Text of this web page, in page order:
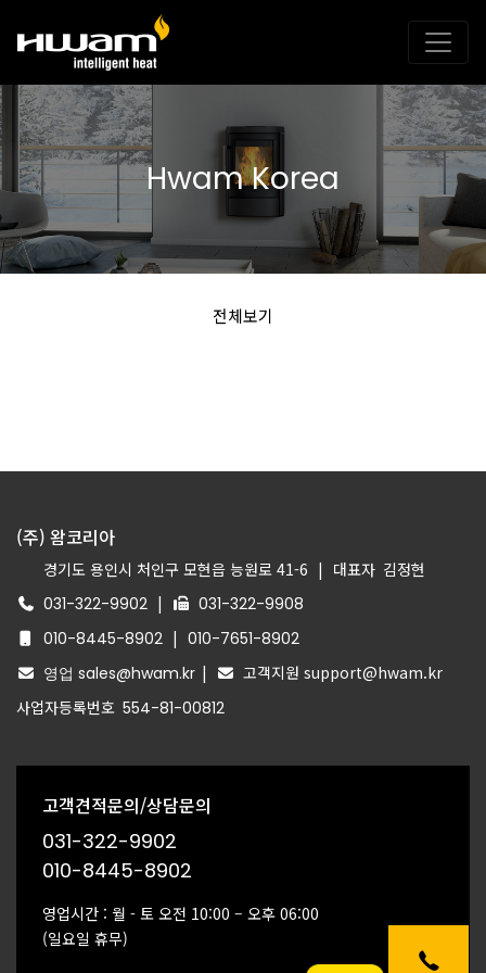
Hwam Korea
전체보기
(주) 왐코리아
경기도 용인시 처인구 모현읍 능원로 41-6 | 대표자 김정현
031-322-9902 |
031-322-9908
010-8445-8902 | 010-7651-8902
영업 sales@hwam.kr |
고객지원 support@hwam.kr
사업자등록번호 554-81-00812
고객견적문의/상담문의
031-322-9902
010-8445-8902
영업시간 : 월 - 토 오전 10:00 – 오후 06:00
(일요일 휴무)